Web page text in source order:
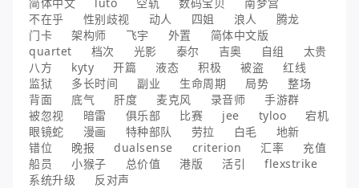
不在乎
性别歧视 动人 四姐 浪人
腾龙
门卡
架构师 飞宇 外置
简体中文版
quartet
档次 光影 泰尔 吉奥 自组
太贵
八方
kyty 开篇 液态 积极 被盗
红线
监狱
多长时间 副业 生命周期 局势
整场
背面
底气 肝度 麦克风 录音师
手游群
被忽视
暗雷 俱乐部 比赛 jee tyloo
宕机
眼镜蛇
漫画 特种部队 劳拉 白毛
地新
错位
晚报 dualsense criterion 汇率
充值
船员
小猴子 总价值 港版 活引
flexstrike
系统升级
反对声